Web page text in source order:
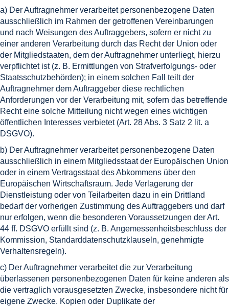
a) Der Auftragnehmer verarbeitet personenbezogene Daten
ausschließlich im Rahmen der getroffenen Vereinbarungen
und nach Weisungen des Auftraggebers, sofern er nicht zu
einer anderen Verarbeitung durch das Recht der Union oder
der Mitgliedstaaten, dem der Auftragnehmer unterliegt, hierzu
verpflichtet ist (z. B. Ermittlungen von Strafverfolgungs- oder
Staatsschutzbehörden); in einem solchen Fall teilt der
Auftragnehmer dem Auftraggeber diese rechtlichen
Anforderungen vor der Verarbeitung mit, sofern das betreffende
Recht eine solche Mitteilung nicht wegen eines wichtigen
öffentlichen Interesses verbietet (Art. 28 Abs. 3 Satz 2 lit. a
DSGVO).
b) Der Auftragnehmer verarbeitet personenbezogene Daten
ausschließlich in einem Mitgliedsstaat der Europäischen Union
oder in einem Vertragsstaat des Abkommens über den
Europäischen Wirtschaftsraum. Jede Verlagerung der
Dienstleistung oder von Teilarbeiten dazu in ein Drittland
bedarf der vorherigen Zustimmung des Auftraggebers und darf
nur erfolgen, wenn die besonderen Voraussetzungen der Art.
44 ff. DSGVO erfüllt sind (z. B. Angemessenheitsbeschluss der
Kommission, Standarddatenschutzklauseln, genehmigte
Verhaltensregeln).
c) Der Auftragnehmer verarbeitet die zur Verarbeitung
überlassenen personenbezogenen Daten für keine anderen als
die vertraglich vorausgesetzten Zwecke, insbesondere nicht für
eigene Zwecke. Kopien oder Duplikate der